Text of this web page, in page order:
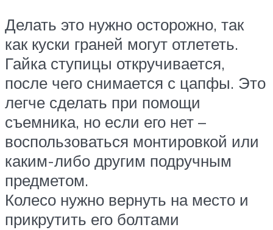
Делать это нужно осторожно, так
как куски граней могут отлететь.
Гайка ступицы откручивается,
после чего снимается с цапфы. Это
легче сделать при помощи
съемника, но если его нет –
воспользоваться монтировкой или
каким-либо другим подручным
предметом.
Колесо нужно вернуть на место и
прикрутить его болтами